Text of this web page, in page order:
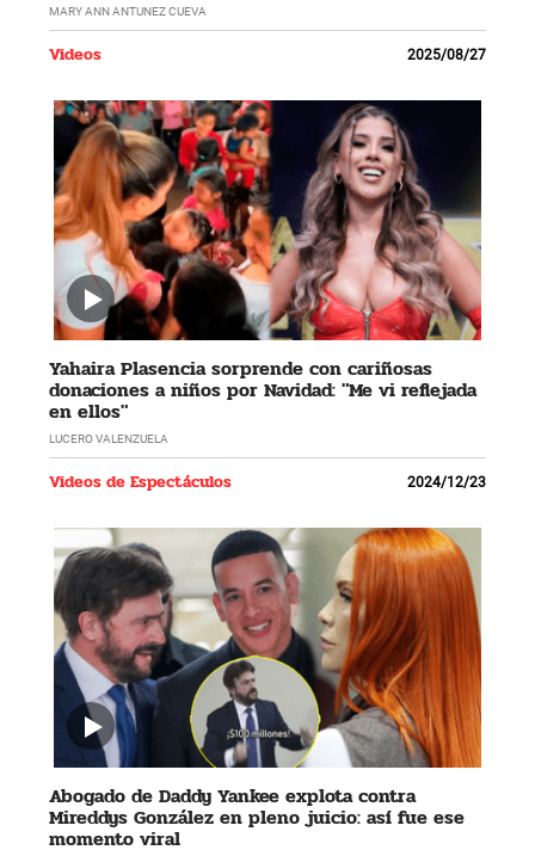
MARY ANN ANTUNEZ CUEVA
Videos 2025/08/27
Yahaira Plasencia sorprende con cariñosas
donaciones a niños por Navidad: "Me vi reflejada
en ellos"
LUCERO VALENZUELA
Videos de Espectáculos 2024/12/23
Abogado de Daddy Yankee explota contra
Mireddys González en pleno juicio: así fue ese
momento viral